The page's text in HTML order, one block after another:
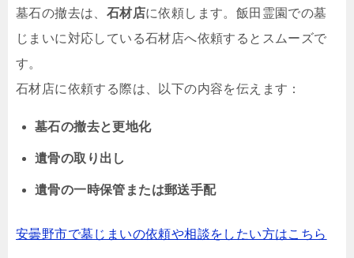
墓石の撤去は、 石材店に依頼します。飯田霊園での墓
じまいに対応している石材店へ依頼するとスムーズで
す。
石材店に依頼する際は、以下の内容を伝えます：
墓石の撤去と更地化
遺骨の取り出し
遺骨の一時保管または郵送手配
安曇野市で墓じまいの依頼や相談をしたい方はこちら